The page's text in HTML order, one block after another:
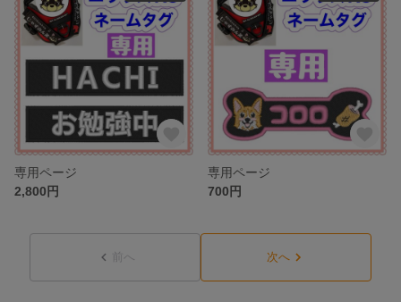
専用ページ
2,800円
専用ページ
700円
前へ 次へ